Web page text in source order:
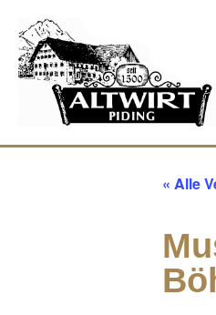
« Alle